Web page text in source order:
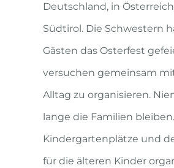
Deutschland, in
Südtirol. Die Schwestern
Gästen das Osterfest
versuchen gemeinsam
Alltag zu organisieren.
lange die Familien
Kindergartenplätze und
für die älteren Kinder